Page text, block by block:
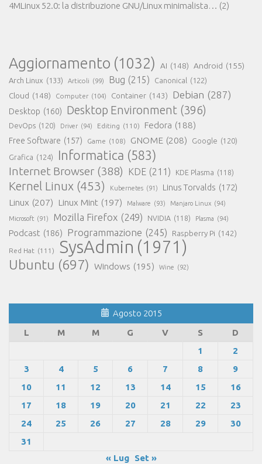
4MLinux 52.0: la distribuzione GNU/Linux minimalista… (2)
Aggiornamento (1032) AI (148) Android (155)
Arch Linux (133) Articoli (99) Bug (215) Canonical (122)
Cloud (148) Computer (104) Container (143) Debian (287)
Desktop (160) Desktop Environment (396)
DevOps (120) Driver (94) Editing (110) Fedora (188)
Free Software (157) Game (108) GNOME (208) Google (120)
Grafica (124) Informatica (583)
Internet Browser (388) KDE (211) KDE Plasma (118)
Kernel Linux (453) Kubernetes (91) Linus Torvalds (172)
Linux (207) Linux Mint (197) Malware (93) Manjaro Linux (94)
Microsoft (91) Mozilla Firefox (249) NVIDIA (118) Plasma (94)
Podcast (186) Programmazione (245) Raspberry Pi (142)
Red Hat (111) SysAdmin (1971)
Ubuntu (697) Windows (195) Wine (92)
Agosto 2015
L
M M G V S
D
1
2
3
4 5 6 7 8
9
10
11 12 13 14 15
16
17
18 19 20 21 22
23
24
25 26 27 28 29
30
31
« Lug
Set »